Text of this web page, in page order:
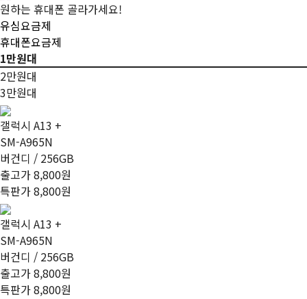
원하는 휴대폰 골라가세요!
유심요금제
휴대폰요금제
1만원대
2만원대
3만원대
갤럭시 A13 +
SM-A965N
버건디 / 256GB
출고가 8,800원
특판가8,800원
갤럭시 A13 +
SM-A965N
버건디 / 256GB
출고가 8,800원
특판가8,800원